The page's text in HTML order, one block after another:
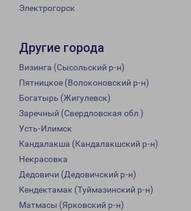
Электрогорск
Другие города
Визинга (Сысольский р-н)
Пятницкое (Волоконовский р-н)
Богатырь (Жигулевск)
Заречный (Свердловская обл.)
Усть-Илимск
Кандалакша (Кандалакшский р-н)
Некрасовка
Дедовичи (Дедовичский р-н)
Кендектамак (Туймазинский р-н)
Матмасы (Ярковский р-н)